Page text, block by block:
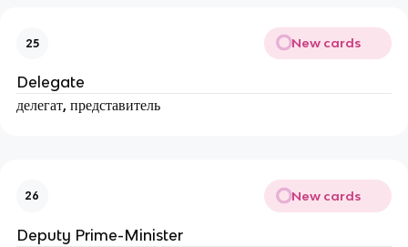
25 New cards
Delegate
делегат, представитель
26 New cards
Deputy Prime-Minister